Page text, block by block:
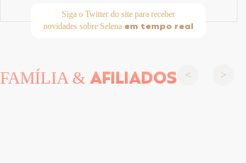
Siga o Twitter do site para receber
novidades sobre Selena em tempo real
FAMÍLIA & AFILIADOS